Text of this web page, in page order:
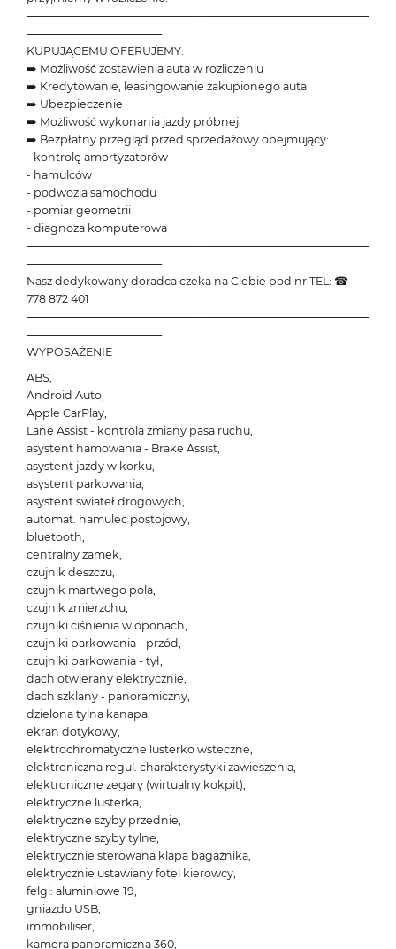
───────────────────────────────────────────
─────────────────
KUPUJĄCEMU OFERUJEMY:
➡️ Możliwość zostawienia auta w rozliczeniu
➡️ Kredytowanie, leasingowanie zakupionego auta
➡️ Ubezpieczenie
➡️ Możliwość wykonania jazdy próbnej
➡️ Bezpłatny przegląd przed sprzedażowy obejmujący:
- kontrolę amortyzatorów
- hamulców
- podwozia samochodu
- pomiar geometrii
- diagnoza komputerowa
───────────────────────────────────────────
─────────────────
Nasz dedykowany doradca czeka na Ciebie pod nr TEL: ☎
778 872 401
───────────────────────────────────────────
─────────────────
WYPOSAŻENIE
ABS,
Android Auto,
Apple CarPlay,
Lane Assist - kontrola zmiany pasa ruchu,
asystent hamowania - Brake Assist,
asystent jazdy w korku,
asystent parkowania,
asystent świateł drogowych,
automat. hamulec postojowy,
bluetooth,
centralny zamek,
czujnik deszczu,
czujnik martwego pola,
czujnik zmierzchu,
czujniki ciśnienia w oponach,
czujniki parkowania - przód,
czujniki parkowania - tył,
dach otwierany elektrycznie,
dach szklany - panoramiczny,
dzielona tylna kanapa,
ekran dotykowy,
elektrochromatyczne lusterko wsteczne,
elektroniczna regul. charakterystyki zawieszenia,
elektroniczne zegary (wirtualny kokpit),
elektryczne lusterka,
elektryczne szyby przednie,
elektryczne szyby tylne,
elektrycznie sterowana klapa bagażnika,
elektrycznie ustawiany fotel kierowcy,
felgi: aluminiowe 19,
gniazdo USB,
immobiliser,
kamera panoramiczna 360,